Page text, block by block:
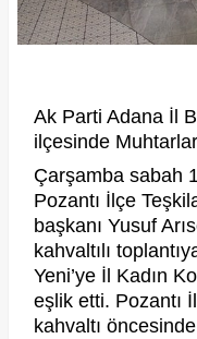
Ak Parti Adana İl
ilçesinde
Çarşamba sabah
Pozantı İlçe
başkanı Yusuf
kahvaltılı
Yeni’ye İl Kadın
eşlik etti. Pozantı
kahvaltı